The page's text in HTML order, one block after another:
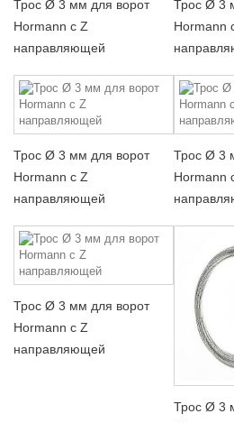
Трос Ø 3 мм для ворот
Hormann с Z
направляющей
Трос Ø 3
Hormann
Трос Ø 3 мм для ворот
Hormann с Z
направляющей
Трос Ø 3
Hormann
Трос Ø 3 мм для ворот
Hormann с Z
направляющей
Трос Ø 3